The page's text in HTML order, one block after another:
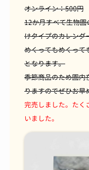
オンライン：500円
12か月すべて生物
けタイプのカレンダ
めくってもめくって
となります。
季節商品のため園内
りますのでぜひお早
完売しました。たく
いました。